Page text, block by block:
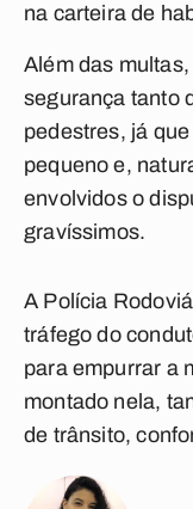
na carteira de
Além das
segurança tanto
pedestres, já
pequeno e,
envolvidos o
gravíssimos.
A Polícia
tráfego do
para empurrar a
montado nela,
de trânsito,